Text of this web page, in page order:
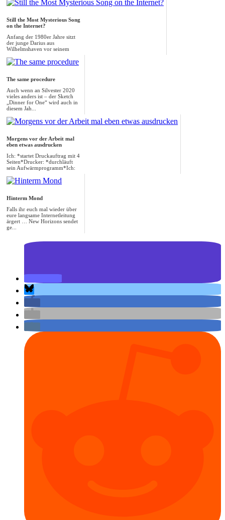
Still the Most Mysterious Song
on the Internet?
Anfang der 1980er Jahre sitzt
der junge Darius aus
Wilhelmshaven vor seinem
The same procedure
Auch wenn an Silvester 2020
vieles anders ist – der Sketch
„Dinner for One“ wird auch in
diesem Jah...
Morgens vor der Arbeit mal
eben etwas ausdrucken
Ich: *startet Druckauftrag mit 4
Seiten*Drucker: *durchläuft
sein Aufwärmprogramm*Ich:
Hinterm Mond
Falls ihr euch mal wieder über
eure langsame Internetleitung
ärgert … New Horizons sendet
ge...